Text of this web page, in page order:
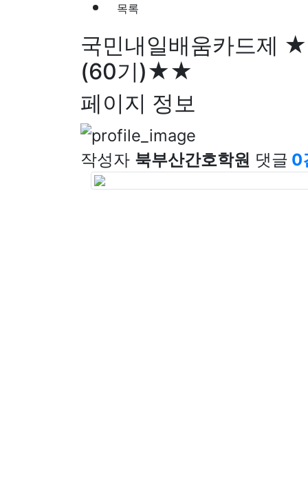
목록
국민내일배움카드제
(60기)★★
페이지 정보
작성자 북부산간호학원 댓글 0